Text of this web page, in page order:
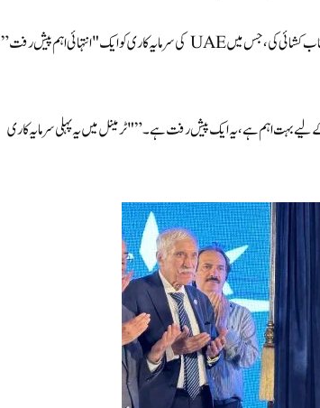
تختی کی نقاب کشائی کی، جس میں UAE کی سرمایہ کاری کو ایک "انتہائی اہم پیش رفت”
لیے بہت اہم ہے، یہ ایک پیش رفت ہے۔” "ٹرمینل میں یہ پہلی سرمایہ کاری